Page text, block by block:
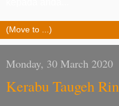
Monday, 30 March 2020
Kerabu Taugeh